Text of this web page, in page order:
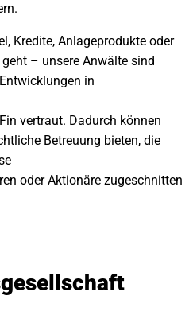
Kredite, Anlageprodukte oder
– unsere Anwälte sind
in
vertraut. Dadurch können
Betreuung bieten, die
oder Aktionäre zugeschnitten